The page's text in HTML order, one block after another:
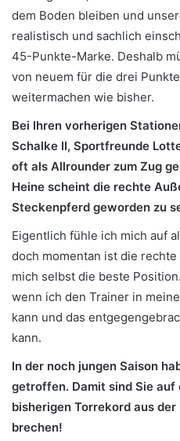
dem Boden bleiben und
realistisch und sachlich
45-Punkte-Marke. Deshalb
von neuem für die drei
weitermachen wie bisher.
Bei Ihren vorherigen
Schalke II, Sportfreunde
oft als Allrounder zum Zug
Heine scheint die rechte
Steckenpferd geworden zu
Eigentlich fühle ich mich auf
doch momentan ist die
mich selbst die beste
wenn ich den Trainer in
kann und das
kann.
In der noch jungen Saison
getroffen. Damit sind Sie auf
bisherigen Torrekord aus der
brechen!